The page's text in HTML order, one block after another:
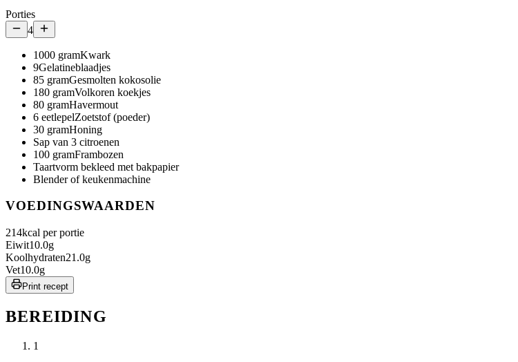
Porties
4
1000 gramKwark
9Gelatineblaadjes
85 gramGesmolten kokosolie
180 gramVolkoren koekjes
80 gramHavermout
6 eetlepelZoetstof (poeder)
30 gramHoning
Sap van 3 citroenen
100 gramFrambozen
Taartvorm bekleed met bakpapier
Blender of keukenmachine
VOEDINGSWAARDEN
214kcal per portie
Eiwit10.0g
Koolhydraten21.0g
Vet10.0g
Print recept
BEREIDING
1